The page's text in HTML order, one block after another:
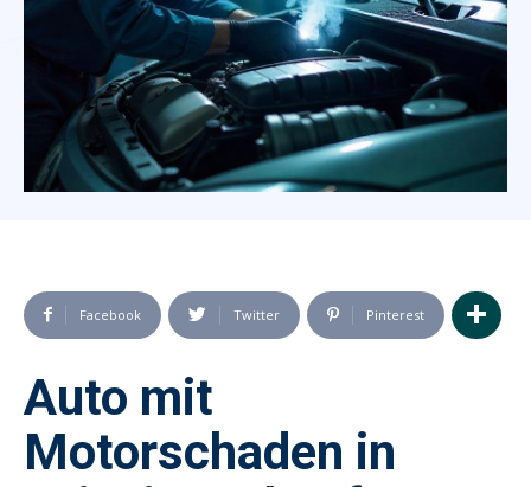
Facebook Twitter Pinterest
Auto mit
Motorschaden in